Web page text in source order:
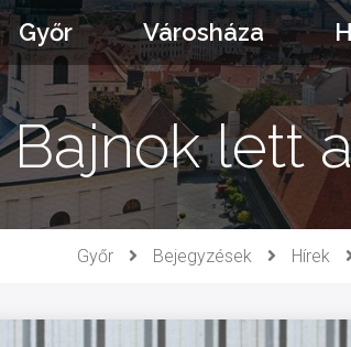
Győr Városháza
lett
Győr Bejegyzések Hírek